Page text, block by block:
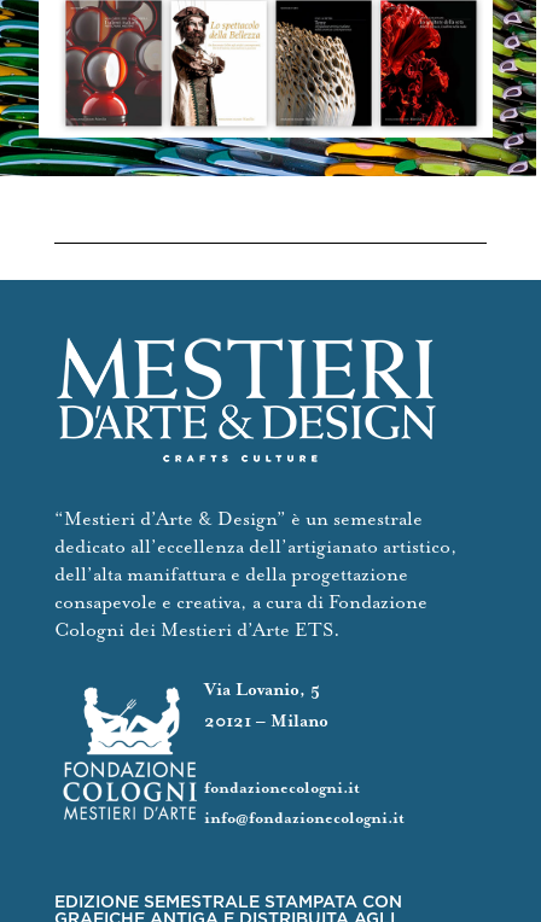
“Mestieri d’Arte & Design” è un semestrale
dedicato all’eccellenza dell’artigianato artistico,
dell’alta manifattura e della progettazione
consapevole e creativa, a cura di Fondazione
Cologni dei Mestieri d’Arte ETS.
Via Lovanio, 5
20121 – Milano
fondazionecologni.it
info@fondazionecologni.it
EDIZIONE SEMESTRALE STAMPATA CON